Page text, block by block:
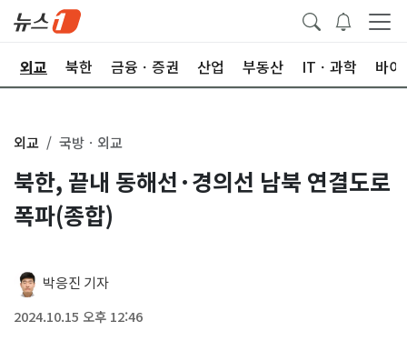
외교 북한 금융ㆍ증권 산업 부동산 ITㆍ과학 바이
외교 국방ㆍ외교
북한, 끝내 동해선·경의선 남북 연결도로
폭파(종합)
박응진 기자
2024.10.15 오후 12:46